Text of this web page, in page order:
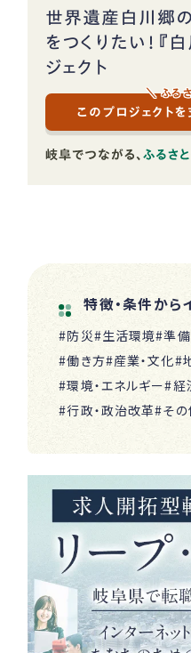
世界遺産白川郷
をつくりたい！『
ジェクト
このプロジェクトを
＼ ふる
特徴・条件から
#防災#生活環境#準
#働き方#産業・文化#
#環境・エネルギー#経
#行政・政治改革#その